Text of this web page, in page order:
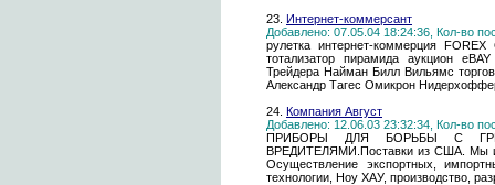
23. Интернет-коммерсант
Добавлено: 07.05.04 18:24:36, Кол-во
рулетка интернет-коммерция
тотализатор пирамида аукцион
Трейдера Найман Билл Вильямс
Александр Тагес Омикрон
24. Компания Август
Добавлено: 12.06.03 23:32:34, Кол-во
ПРИБОРЫ ДЛЯ БОРЬБЫ С
ВРЕДИТЕЛЯМИ.Поставки из США. Мы
Осуществление экспортных,
технологии, Ноу ХАУ, производство,